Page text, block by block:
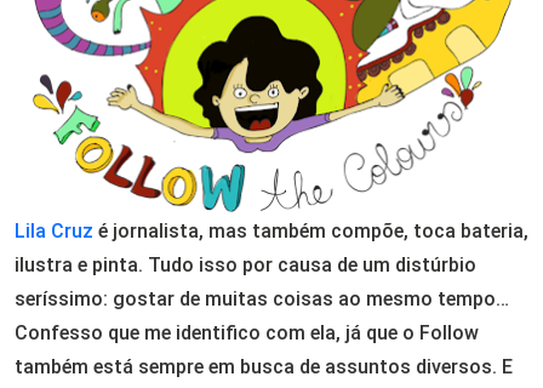
Lila Cruz é jornalista, mas também compõe, toca bateria,
ilustra e pinta. Tudo isso por causa de um distúrbio
seríssimo: gostar de muitas coisas ao mesmo tempo…
Confesso que me identifico com ela, já que o Follow
também está sempre em busca de assuntos diversos. E